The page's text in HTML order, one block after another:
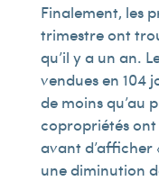
Finalement, les
trimestre ont
qu’il y a un an.
vendues en 104
de moins qu’au
copropriétés ont
avant d’afficher
une diminution